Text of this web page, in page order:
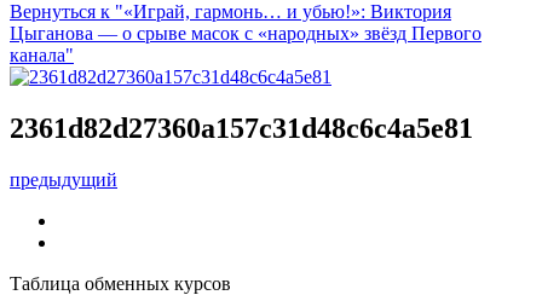
Вернуться к "«Играй, гармонь… и убью!»: Виктория
Цыганова — о срыве масок с «народных» звёзд Первого
канала"
2361d82d27360a157c31d48c6c4a5e81
предыдущий
Таблица обменных курсов